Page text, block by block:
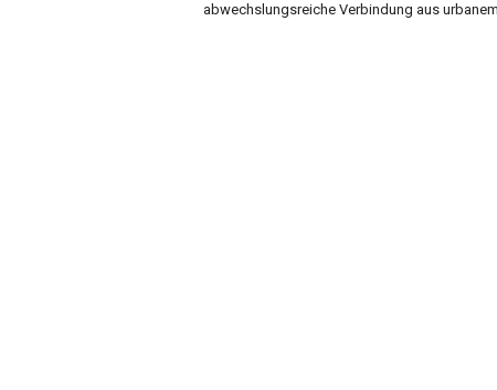
abwechslungsreiche Verbindung aus